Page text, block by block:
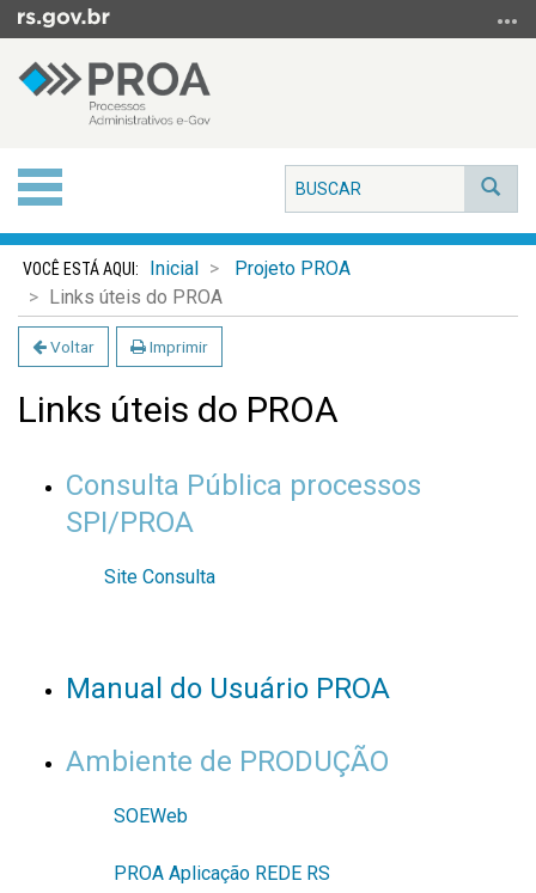
para
conteúdo
menu
Ir
para
busca
Alterna
a
navegação
Início
conteúdo
Inicial
Projeto PROA
Links úteis do PROA
Voltar Imprimir
Links úteis do PROA
Consulta Pública processos
SPI/PROA
Site Consulta
Manual do Usuário PROA
Ambiente de PRODUÇÃO
SOEWeb
PROA Aplicação REDE RS